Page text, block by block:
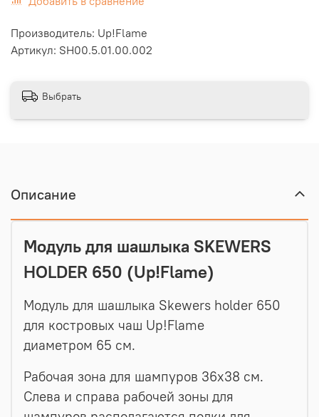
Производитель: Up!Flame
Артикул: SH00.5.01.00.002
Выбрать
Описание
Модуль для шашлыка SKEWERS
HOLDER 650 (Up!Flame)
Модуль для шашлыка Skewers holder 650
для костровых чаш Up!Flame
диаметром 65 см.
Рабочая зона для шампуров 36х38 см.
Слева и справа рабочей зоны для